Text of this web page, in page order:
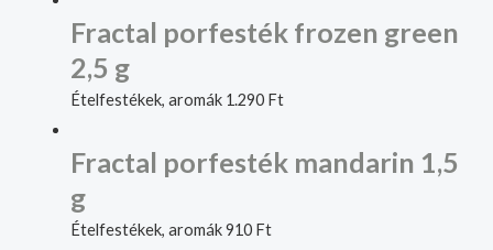
Fractal porfesték frozen green
2,5 g
Ételfestékek, aromák 1.290 Ft
Fractal porfesték mandarin 1,5
g
Ételfestékek, aromák910 Ft